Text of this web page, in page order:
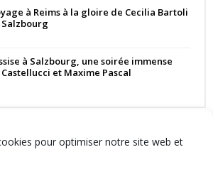
pour optimiser notre site web et
à Reims à la gloire de Cecilia Bartoli
Salzbourg
à Salzbourg, une soirée immense
et Maxime Pascal